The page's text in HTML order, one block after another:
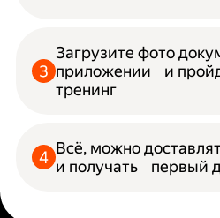
Загрузите фото
приложении и
тренинг
Всё, можно
и получать первый